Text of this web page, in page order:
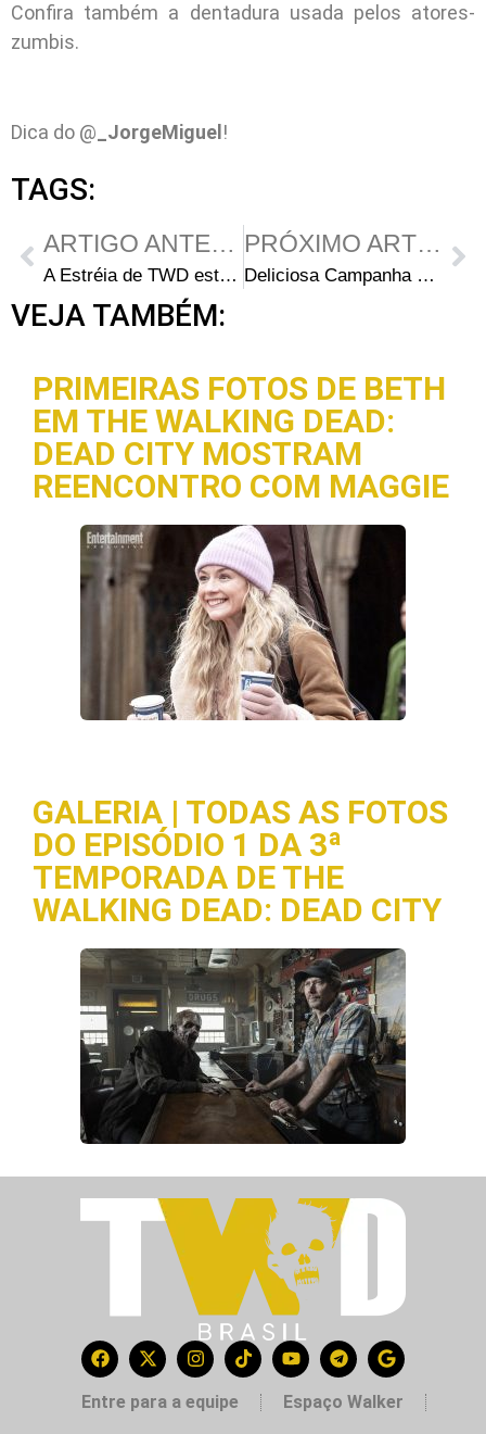
Confira também a dentadura usada pelos atores-
zumbis.
Dica do @ _JorgeMiguel !
TAGS:
ARTIGO ANTERIOR
A Estréia de TWD está chegando… Estão preparados?
PRÓXIMO ARTIGO
Deliciosa Campanha Publicitária da Segunda Temporada
VEJA TAMBÉM:
PRIMEIRAS FOTOS DE BETH
EM THE WALKING DEAD:
DEAD CITY MOSTRAM
REENCONTRO COM MAGGIE
GALERIA | TODAS AS FOTOS
DO EPISÓDIO 1 DA 3ª
TEMPORADA DE THE
WALKING DEAD: DEAD CITY
Entre para a equipe Espaço Walker